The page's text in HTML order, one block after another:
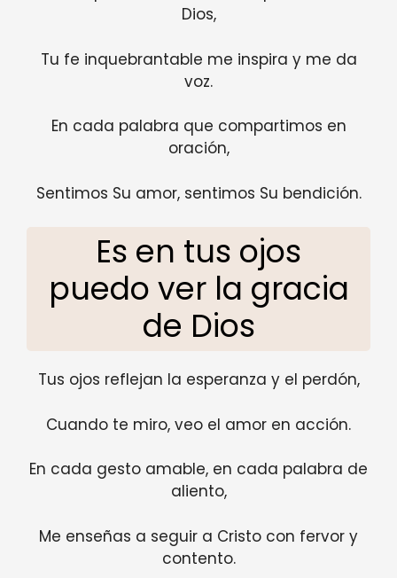
Dios,
Tu fe inquebrantable me inspira y me da
voz.
En cada palabra que compartimos en
oración,
Sentimos Su amor, sentimos Su bendición.
Es en tus ojos
puedo ver la gracia
de Dios
Tus ojos reflejan la esperanza y el perdón,
Cuando te miro, veo el amor en acción.
En cada gesto amable, en cada palabra de
aliento,
Me enseñas a seguir a Cristo con fervor y
contento.